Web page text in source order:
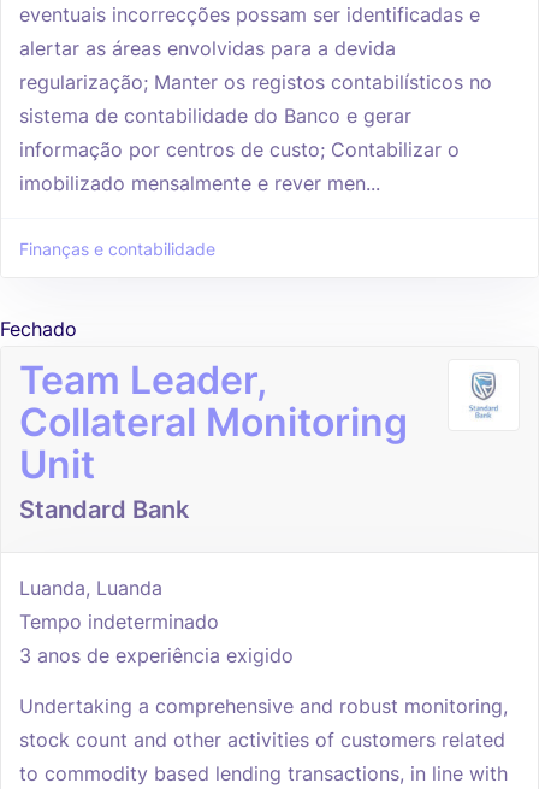
eventuais incorrecções possam ser identificadas e
alertar as áreas envolvidas para a devida
regularização; Manter os registos contabilísticos no
sistema de contabilidade do Banco e gerar
informação por centros de custo; Contabilizar o
imobilizado mensalmente e rever men...
Finanças e contabilidade
Fechado
Team Leader,
Collateral Monitoring
Unit
Standard Bank
Luanda, Luanda
Tempo indeterminado
3 anos de experiência exigido
Undertaking a comprehensive and robust monitoring,
stock count and other activities of customers related
to commodity based lending transactions, in line with